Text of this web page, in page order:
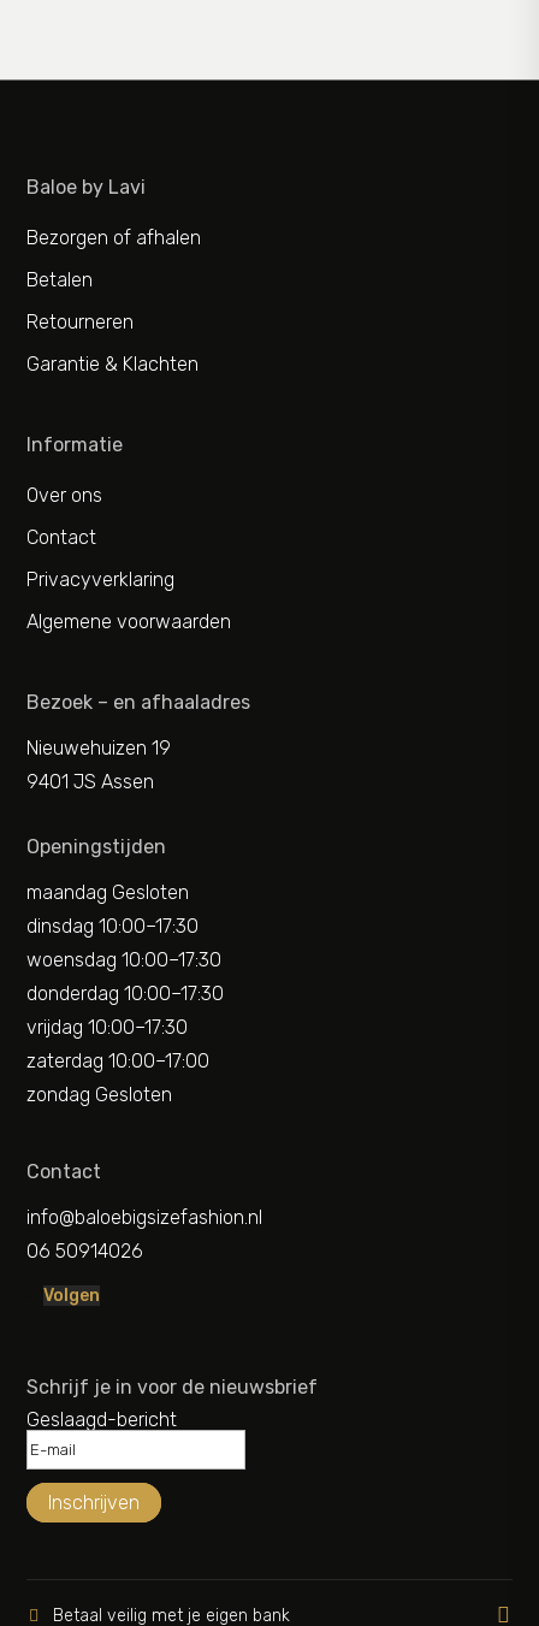
Baloe by Lavi
Bezorgen of afhalen
Betalen
Retourneren
Garantie & Klachten
Informatie
Over ons
Contact
Privacyverklaring
Algemene voorwaarden
Bezoek – en afhaaladres
Nieuwehuizen 19
9401 JS Assen
Openingstijden
maandag Gesloten
dinsdag 10:00–17:30
woensdag 10:00–17:30
donderdag 10:00–17:30
vrijdag 10:00–17:30
zaterdag 10:00–17:00
zondag Gesloten
Contact
info@baloebigsizefashion.nl
06 50914026
Volgen
Schrijf je in voor de nieuwsbrief
Geslaagd-bericht
Inschrijven
 Betaal veilig met je eigen bank 